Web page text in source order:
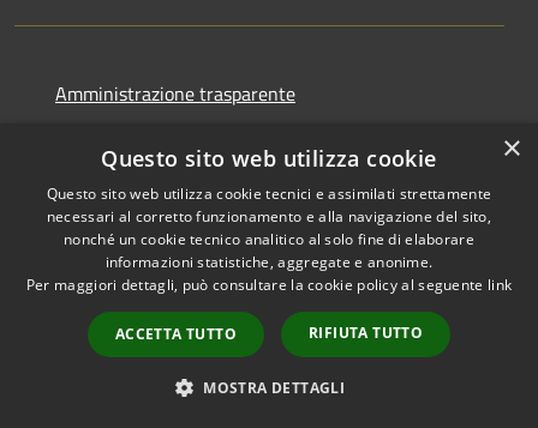
Amministrazione trasparente
Informativa privacy
Note legali
Dichiarazione di accessibilità
Piano di miglioramento
×
Questo sito web utilizza cookie
Questo sito web utilizza cookie tecnici e assimilati strettamente
necessari al corretto funzionamento e alla navigazione del sito,
nonché un cookie tecnico analitico al solo fine di elaborare
informazioni statistiche, aggregate e anonime.
Per maggiori dettagli, può consultare la cookie policy al seguente link
ACCETTA TUTTO RIFIUTA TUTTO
MOSTRA DETTAGLI